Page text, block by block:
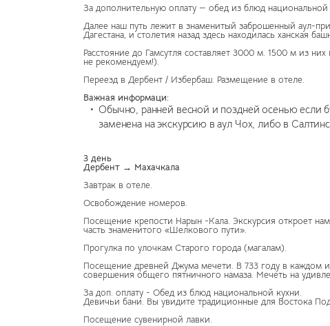
За дополнительную оплату — обед из блюд национальной
Далее наш путь лежит в знаменитый заброшенный аул-
Дагестана, и столетия назад здесь находилась ханская
Расстояние до Гамсутля составляет 3000 м. 1500 м из
не рекомендуем!).
Переезд в Дербент / Избербаш. Размещение в отеле.
Важная информаци:
Обычно, ранней весной и поздней осенью если
заменена на экскурсию в аул Чох, либо в
3 день
Дербент → Махачкала
Завтрак в отеле.
Освобождение номеров.
Посещение крепости Нарын -Кала. Экскурсия откроет
часть знаменитого «Шелкового пути».
Прогулка по улочкам Старого города (магалам).
Посещение древней Джума мечети. В 733 году в каждом
совершения общего пятничного намаза. Мечеть на
За доп. оплату - Обед из блюд национальной кухни.
Девичьи бани. Вы увидите традиционные для Востока
Посещение сувенирной лавки.